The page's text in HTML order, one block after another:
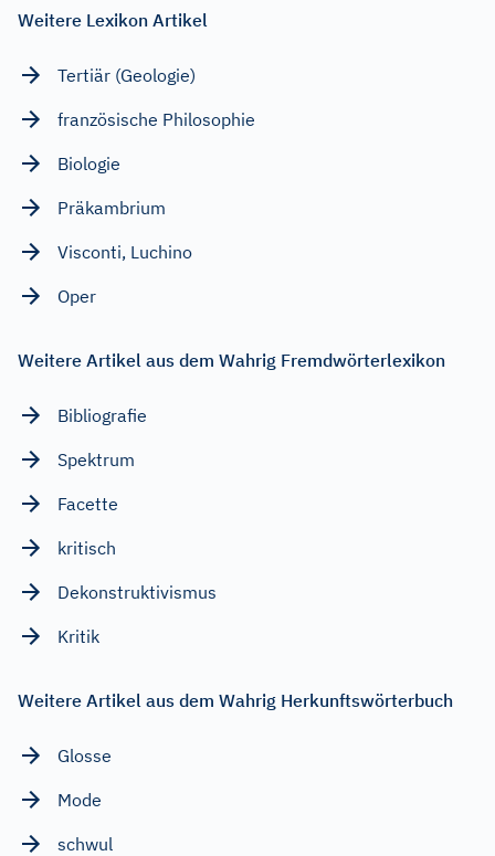
Weitere Lexikon Artikel
Tertiär (Geologie)
französische Philosophie
Biologie
Präkambrium
Visconti, Luchino
Oper
Weitere Artikel aus dem Wahrig Fremdwörterlexikon
Bibliografie
Spektrum
Facette
kritisch
Dekonstruktivismus
Kritik
Weitere Artikel aus dem Wahrig Herkunftswörterbuch
Glosse
Mode
schwul